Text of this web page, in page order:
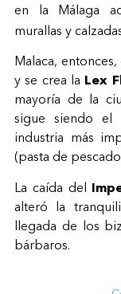
en la Málaga
murallas y
Malaca,
y se crea la Lex
mayoría de la
sigue siendo
industria más
(pasta de
La caída del
alteró la
llegada de los
bárbaros.